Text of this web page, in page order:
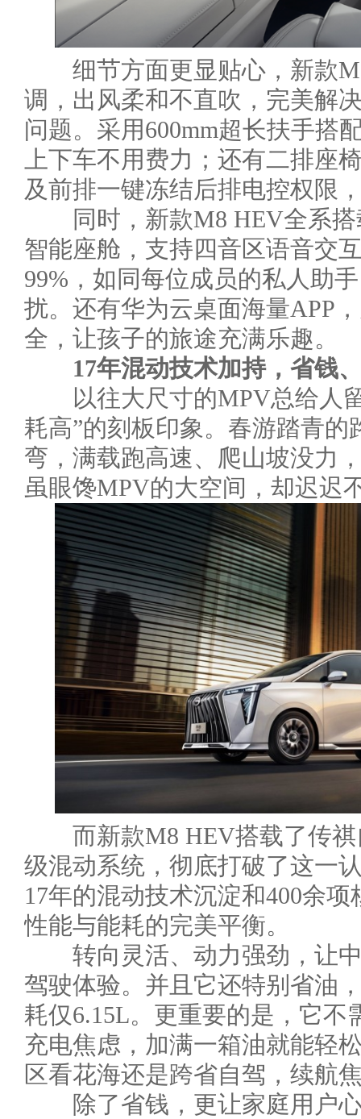
细节方面更显贴心，新款
调，出风柔和不直吹，完美解
问题。采用600mm超长扶手搭
上下车不用费力；还有二排座
及前排一键冻结后排电控权限
同时，新款M8 HEV全系搭
智能座舱，支持四音区语音交
99%，如同每位成员的私人助
扰。还有华为云桌面海量APP
全，让孩子的旅途充满乐趣。
17年混动技术加持，省钱
以往大尺寸的MPV总给人留
耗高”的刻板印象。春游踏青
弯，满载跑高速、爬山坡没力
虽眼馋MPV的大空间，却迟迟
而新款M8 HEV搭载了传祺
级混动系统，彻底打破了这一
17年的混动技术沉淀和400余
性能与能耗的完美平衡。
转向灵活、动力强劲，让中
驾驶体验。并且它还特别省油
耗仅6.15L。更重要的是，它不
充电焦虑，加满一箱油就能轻
区看花海还是跨省自驾，续航
除了省钱，更让家庭用户心